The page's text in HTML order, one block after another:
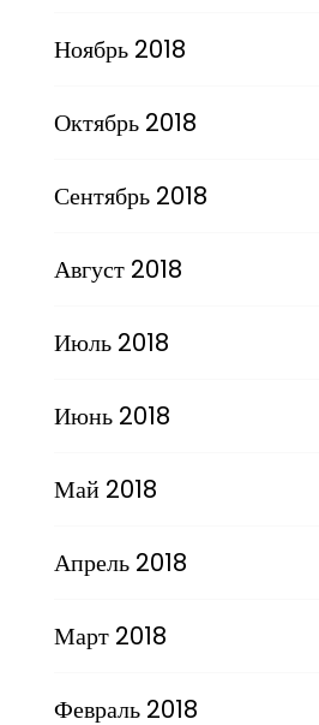
Ноябрь 2018
Октябрь 2018
Сентябрь 2018
Август 2018
Июль 2018
Июнь 2018
Май 2018
Апрель 2018
Март 2018
Февраль 2018